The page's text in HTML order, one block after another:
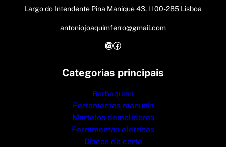
Largo do Intendente Pina Manique 43, 1100-285 Lisboa
antoniojoaquimferro@gmail.com
InstagramFacebook
Categorias principais
Berbequins
Ferramentas manuais
Martelos demolidores
Ferramentas elétricas
Discos de corte